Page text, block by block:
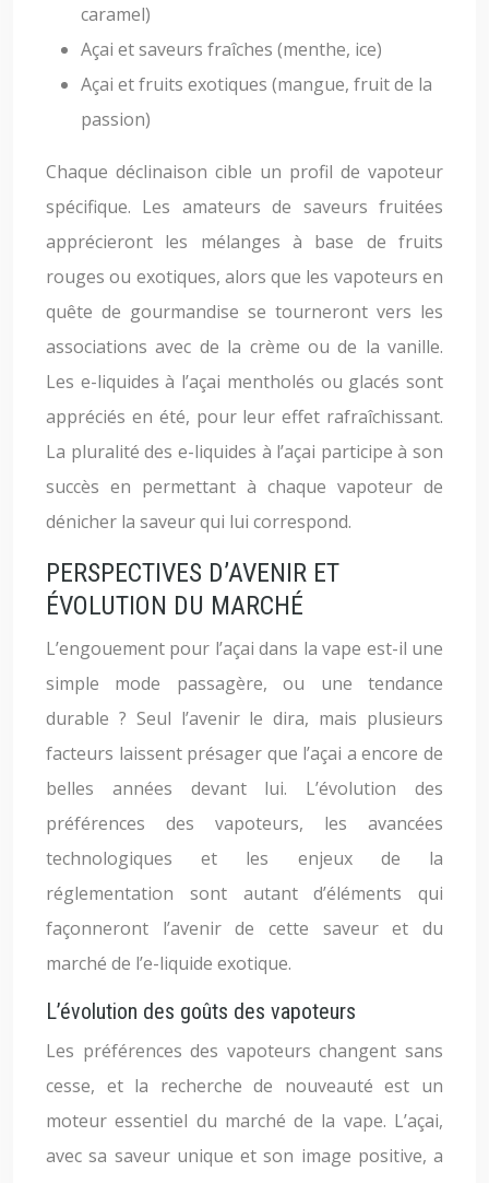
caramel)
Açai et saveurs fraîches (menthe, ice)
Açai et fruits exotiques (mangue, fruit de la
passion)
Chaque déclinaison cible un profil de vapoteur
spécifique. Les amateurs de saveurs fruitées
apprécieront les mélanges à base de fruits
rouges ou exotiques, alors que les vapoteurs en
quête de gourmandise se tourneront vers les
associations avec de la crème ou de la vanille.
Les e-liquides à l’açai mentholés ou glacés sont
appréciés en été, pour leur effet rafraîchissant.
La pluralité des e-liquides à l’açai participe à son
succès en permettant à chaque vapoteur de
dénicher la saveur qui lui correspond.
PERSPECTIVES D’AVENIR ET
ÉVOLUTION DU MARCHÉ
L’engouement pour l’açai dans la vape est-il une
simple mode passagère, ou une tendance
durable ? Seul l’avenir le dira, mais plusieurs
facteurs laissent présager que l’açai a encore de
belles années devant lui. L’évolution des
préférences des vapoteurs, les avancées
technologiques et les enjeux de la
réglementation sont autant d’éléments qui
façonneront l’avenir de cette saveur et du
marché de l’e-liquide exotique.
L’évolution des goûts des vapoteurs
Les préférences des vapoteurs changent sans
cesse, et la recherche de nouveauté est un
moteur essentiel du marché de la vape. L’açai,
avec sa saveur unique et son image positive, a